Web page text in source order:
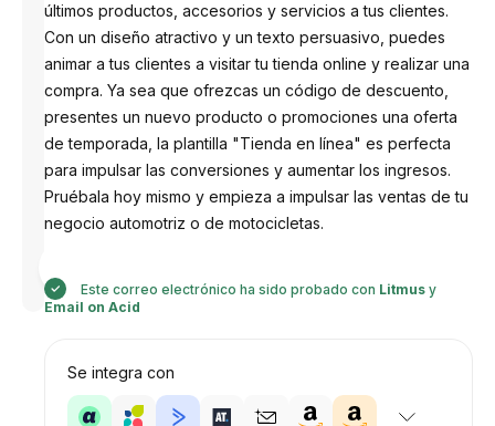
Anastasiia
últimos productos, accesorios y servicios a tus clientes.
Con un diseño atractivo y un texto persuasivo, puedes
animar a tus clientes a visitar tu tienda online y realizar una
compra. Ya sea que ofrezcas un código de descuento,
presentes un nuevo producto o promociones una oferta
de temporada, la plantilla "Tienda en línea" es perfecta
para impulsar las conversiones y aumentar los ingresos.
Pruébala hoy mismo y empieza a impulsar las ventas de tu
negocio automotriz o de motocicletas.
Este correo electrónico ha sido probado con Litmusy
Email on Acid
Se integra con